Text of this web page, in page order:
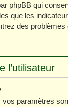
phpBB qui
que les
des
l’utilisateur
paramètres